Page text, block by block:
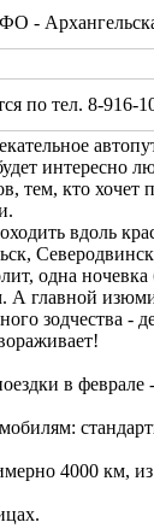
-
по тел. 8-916-
интересно
тем, кто хочет
вдоль
одна
А главной
зодчества -
в феврале
4000 км,